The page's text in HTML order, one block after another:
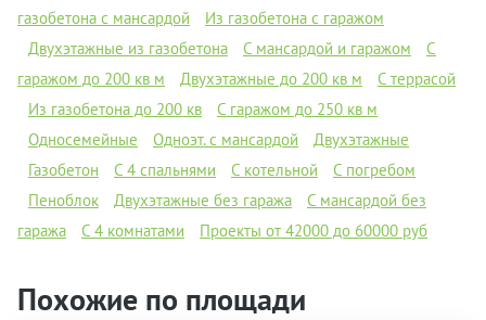
газобетона с мансардой
Из газобетона с гаражом
Двухэтажные из газобетона
С мансардой и гаражом
С
гаражом до 200 кв м
Двухэтажные до 200 кв м
С террасой
Из газобетона до 200 кв
С гаражом до 250 кв м
Односемейные
Одноэт. с мансардой
Двухэтажные
Газобетон
С 4 спальнями С котельной
С погребом
Пеноблок
Двухэтажные без гаража
С мансардой без
гаража
С 4 комнатами Проекты от 42000 до 60000 руб
Похожие по площади